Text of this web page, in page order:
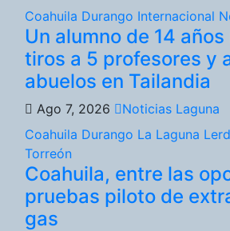
Coahuila Durango Internacional
Un alumno de 14 años
tiros a 5 profesores y
abuelos en Tailandia
Ago 7, 2026
Noticias Laguna
Coahuila Durango La Laguna
Torreón
Coahuila, entre las
pruebas piloto de
gas